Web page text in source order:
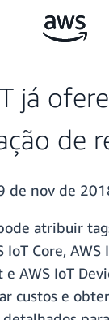
principal
já
de
de nov de
atribuir
IoT Core, AWS
e AWS IoT
custos e